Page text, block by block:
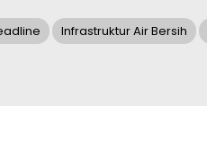
Infrastruktur Air Bersih